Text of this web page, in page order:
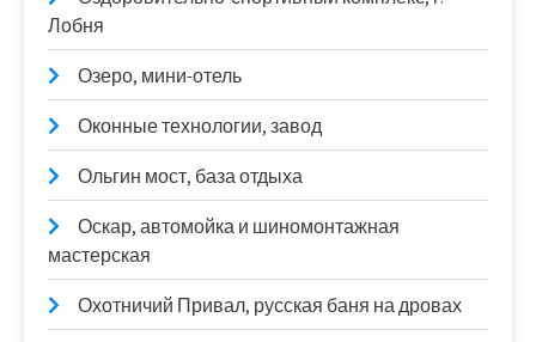
Лобня
Озеро, мини-отель
Оконные технологии, завод
Ольгин мост, база отдыха
Оскар, автомойка и шиномонтажная
мастерская
Охотничий Привал, русская баня на дровах